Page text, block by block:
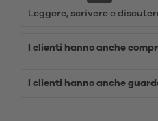
Leggere, scrivere e
I clienti hanno anche
I clienti hanno anche